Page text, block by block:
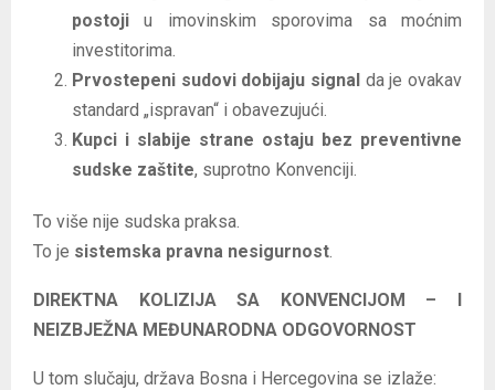
postoji u imovinskim sporovima sa moćnim
investitorima.
Prvostepeni sudovi dobijaju signal da je ovakav
standard „ispravan“ i obavezujući.
Kupci i slabije strane ostaju bez preventivne
sudske zaštite, suprotno Konvenciji.
To više nije sudska praksa.
To je sistemska pravna nesigurnost
DIREKTNA KOLIZIJA SA KONVENCIJOM – I
NEIZBJEŽNA MEĐUNARODNA ODGOVORNOST
U tom slučaju, država Bosna i Hercegovina se izlaže: